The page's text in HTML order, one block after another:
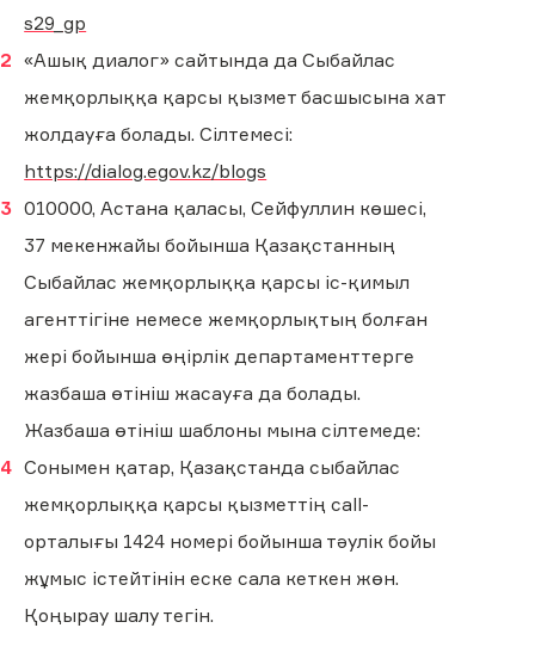
s29_gp
«Ашық диалог» сайтында да Сыбайлас
жемқорлыққа қарсы қызмет басшысына хат
жолдауға болады. Сілтемесі:
https://dialog.egov.kz/blogs
010000, Астана қаласы, Сейфуллин көшесі,
37 мекенжайы бойынша Қазақстанның
Сыбайлас жемқорлыққа қарсы іс-қимыл
агенттігіне немесе жемқорлықтың болған
жері бойынша өңірлік департаменттерге
жазбаша өтініш жасауға да болады.
Жазбаша өтініш шаблоны мына сілтемеде:
Сонымен қатар, Қазақстанда сыбайлас
жемқорлыққа қарсы қызметтің сall-
орталығы 1424 номері бойынша тәулік бойы
жұмыс істейтінін еске сала кеткен жөн.
Қоңырау шалу тегін.